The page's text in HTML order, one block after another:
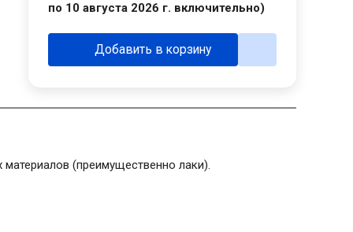
по 10 августа 2026 г. включительно)
Добавить в корзину
(преимущественно лаки).